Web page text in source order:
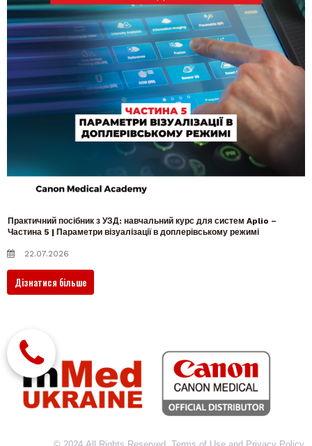
Практичний посібник з УЗД: навчальний курс для систем Aplio –
Частина 5 | Параметри візуалізації в доплерівському режимі
22.07.2026
Дізнатися більше